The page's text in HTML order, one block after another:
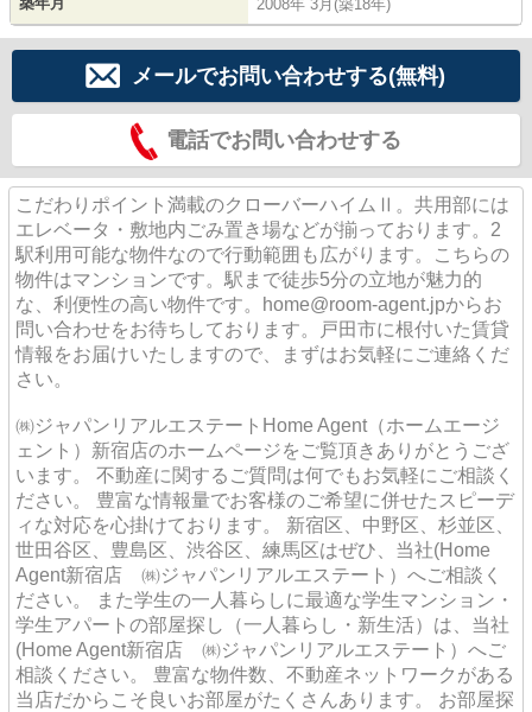
2008年 3月(築18年)
メールでお問い合わせする(無料)
電話でお問い合わせする
こだわりポイント満載のクローバーハイムⅡ。共用部には
エレベータ・敷地内ごみ置き場などが揃っております。2
駅利用可能な物件なので行動範囲も広がります。こちらの
物件はマンションです。駅まで徒歩5分の立地が魅力的
な、利便性の高い物件です。home@room-agent.jpからお
問い合わせをお待ちしております。戸田市に根付いた賃貸
情報をお届けいたしますので、まずはお気軽にご連絡くだ
さい。
㈱ジャパンリアルエステートHome Agent（ホームエージ
ェント）新宿店のホームページをご覧頂きありがとうござ
います。 不動産に関するご質問は何でもお気軽にご相談く
ださい。 豊富な情報量でお客様のご希望に併せたスピーデ
ィな対応を心掛けております。 新宿区、中野区、杉並区、
世田谷区、豊島区、渋谷区、練馬区はぜひ、当社(Home
Agent新宿店 ㈱ジャパンリアルエステート）へご相談く
ださい。 また学生の一人暮らしに最適な学生マンション・
学生アパートの部屋探し（一人暮らし・新生活）は、当社
(Home Agent新宿店 ㈱ジャパンリアルエステート）へご
相談ください。 豊富な物件数、不動産ネットワークがある
当店だからこそ良いお部屋がたくさんあります。 お部屋探